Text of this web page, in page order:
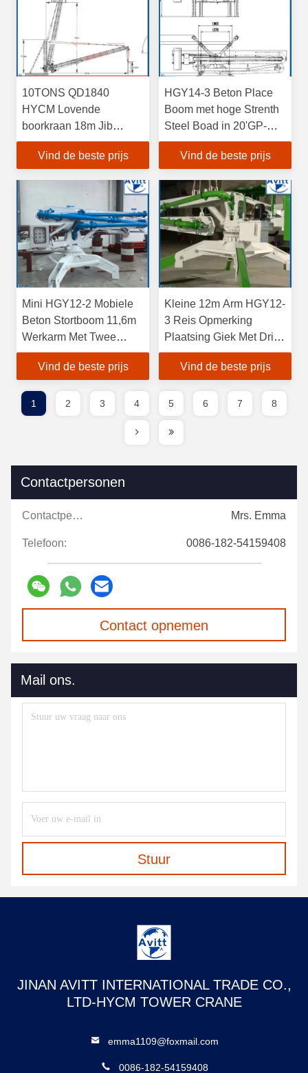
10TONS QD1840
HYCM Lovende
boorkraan 18m Jib
Volledige VFD-
bediening
Vind de beste prijs
HGY14-3 Beton Place
Boom met hoge Strenth
Steel Boad in 20'GP-
containers
Vind de beste prijs
Mini HGY12-2 Mobiele
Beton Stortboom 11,6m
Werkarm Met Twee
Secties
Vind de beste prijs
Kleine 12m Arm HGY12-
3 Reis Opmerking
Plaatsing Giek Met Drie
Secties
Vind de beste prijs
1 2 3 4 5 6 7 8
Contactpersonen
Contactpersonen: Mrs. Emma
Telefoon: 0086-182-54159408
Contact opnemen
Mail ons.
Stuur
JINAN AVITT INTERNATIONAL TRADE CO.,
LTD-HYCM TOWER CRANE
emma1109@foxmail.com
0086-182-54159408